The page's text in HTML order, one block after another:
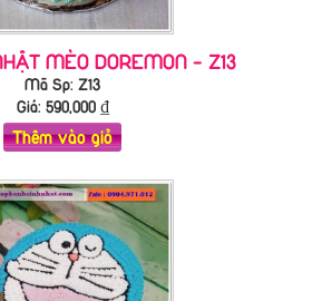
MÈO DOREMON - Z13
Mã Sp: Z13
Giá: 590,000₫
Thêm vào giỏ